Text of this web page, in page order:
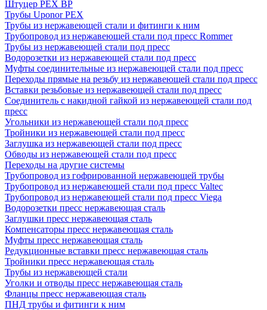
Штуцер PEX ВР
Трубы Uponor PEX
Трубы из нержавеющей стали и фитинги к ним
Трубопровод из нержавеющей стали под пресс Rommer
Трубы из нержавеющей стали под пресс
Водорозетки из нержавеющей стали под пресс
Муфты соединительные из нержавеющей стали под пресс
Переходы прямые на резьбу из нержавеющей стали под пресс
Вставки резьбовые из нержавеющей стали под пресс
Соединитель с накидной гайкой из нержавеющей стали под
пресс
Угольники из нержавеющей стали под пресс
Тройники из нержавеющей стали под пресс
Заглушка из нержавеющей стали под пресс
Обводы из нержавеющей стали под пресс
Переходы на другие системы
Трубопровод из гофрированной нержавеющей трубы
Трубопровод из нержавеющей стали под пресс Valtec
Трубопровод из нержавеющей стали под пресс Viega
Водорозетки пресс нержавеющая сталь
Заглушки пресс нержавеющая сталь
Компенсаторы пресс нержавеющая сталь
Муфты пресс нержавеющая сталь
Редукционные вставки пресс нержавеющая сталь
Тройники пресс нержавеющая сталь
Трубы из нержавеющей стали
Уголки и отводы пресс нержавеющая сталь
Фланцы пресс нержавеющая сталь
ПНД трубы и фитинги к ним